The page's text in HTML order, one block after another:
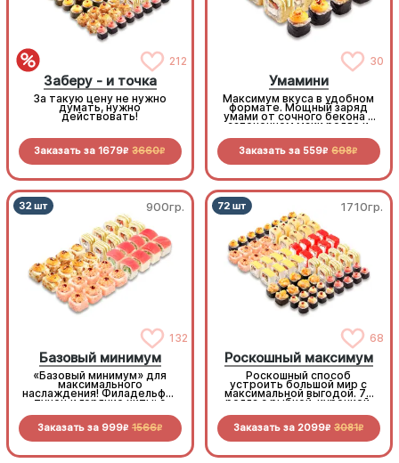
212
Заберу - и точка
За такую цену не нужно
думать, нужно
действовать!
Заказать за 1679R 3660R
30
Умамини
Максимум вкуса в удобном
формате. Мощный заряд
умами от сочного бекона в
запеченном маки ролле и
золотистой темпуре
Заказать за 559R 698R
900гр.
132
Базовый минимум
«Базовый минимум» для
максимального
наслаждения! Филадельфия
тунец и горячие хиты: с
окунем и крабом. Богатая
палитра вкусов не оставит
Заказать за 999R 1566R
1710гр.
68
Роскошный максимум
Роскошный способ
устроить большой мир с
максимальной выгодой. 72
ролла с рыбкой, курочкой,
морепродуктами по
отличной цене
Заказать за 2099R 3081R